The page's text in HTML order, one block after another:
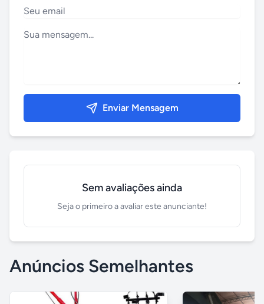
Enviar Mensagem
Sem avaliações ainda
Seja o primeiro a avaliar este anunciante!
Anúncios Semelhantes